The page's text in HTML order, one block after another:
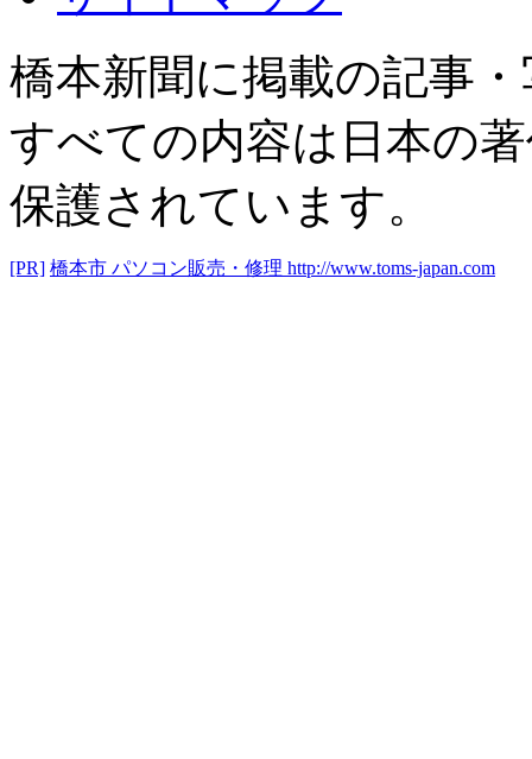
橋本新聞に掲載の記事
すべての内容は日本の
保護されています。
[PR] 橋本市 パソコン販売・修理 http://www.toms-japan.com